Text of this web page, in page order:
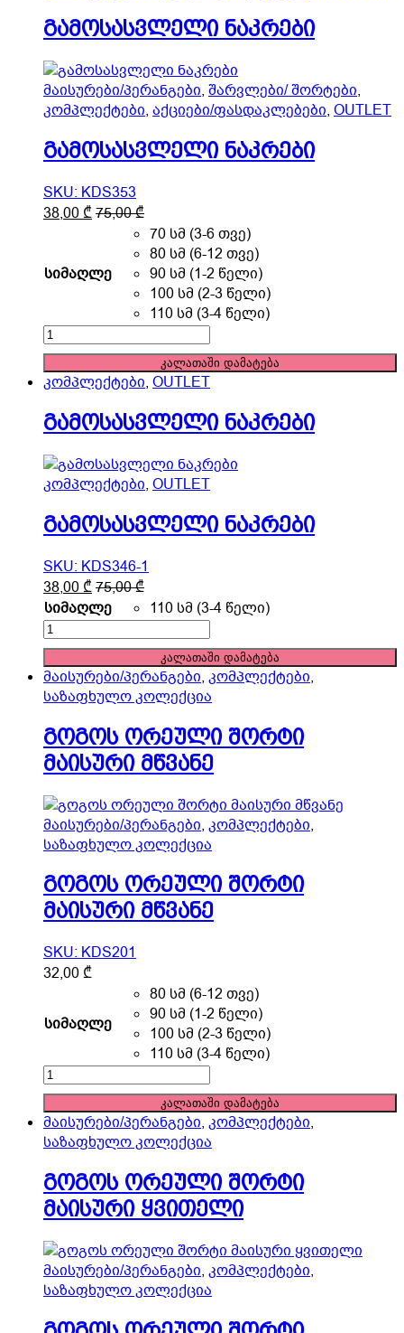
გამოსასვლელი ნაკრები
მაისურები/პერანგები, შარვლები/ შორტები,
კომპლექტები, აქციები/ფასდაკლებები, OUTLET
გამოსასვლელი ნაკრები
SKU: KDS353
38,00₾75,00₾This
product
has
multiple
variants.
The
options
may
be
chosen
on
the
page
სიმაღლე
70 სმ (3-6 თვე)
80 სმ (6-12 თვე)
90 სმ (1-2 წელი)
100 სმ (2-3 წელი)
110 სმ (3-4 წელი)
გამოსასვლელი
ნაკრები
quantity
კალათაში დამატება
კომპლექტები, OUTLET
გამოსასვლელი ნაკრები
კომპლექტები, OUTLET
გამოსასვლელი ნაკრები
SKU: KDS346-1
38,00₾75,00₾This
product
has
multiple
variants.
The
options
may
be
chosen
the
product
page
სიმაღლე
110 სმ (3-4 წელი)
გამოსასვლელი
ნაკრები
quantity
კალათაში დამატება
მაისურები/პერანგები, კომპლექტები,
საზაფხულო კოლექცია
გოგოს ორეული შორტი
მაისური მწვანე
მაისურები/პერანგები, კომპლექტები,
საზაფხულო კოლექცია
გოგოს ორეული შორტი
მაისური მწვანე
SKU: KDS201
32,00₾
product
multiple
variants.
The
options
may
be
chosen
on
the
product
სიმაღლე
80 სმ (6-12 თვე)
90 სმ (1-2 წელი)
100 სმ (2-3 წელი)
110 სმ (3-4 წელი)
გოგოს
ორეული
შორტი
მაისური
მწვანე
quantity
კალათაში დამატება
მაისურები/პერანგები, კომპლექტები,
საზაფხულო კოლექცია
გოგოს ორეული შორტი
მაისური ყვითელი
მაისურები/პერანგები, კომპლექტები,
საზაფხულო კოლექცია